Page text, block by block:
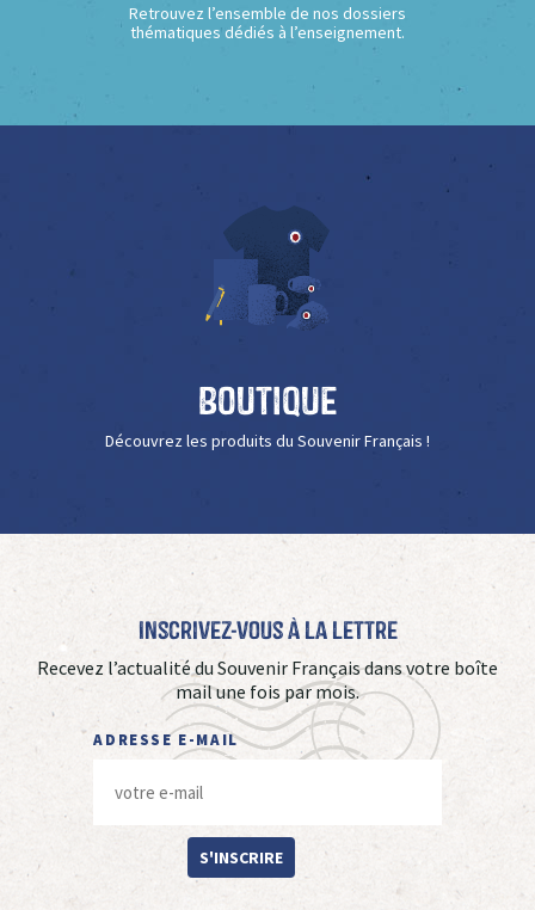
Retrouvez l’ensemble de nos dossiers
thématiques dédiés à l’enseignement.
Boutique
Découvrez les produits du Souvenir Français !
Inscrivez-vous à La Lettre
Recevez l’actualité du Souvenir Français dans votre boîte
mail une fois par mois.
ADRESSE E-MAIL
S'INSCRIRE